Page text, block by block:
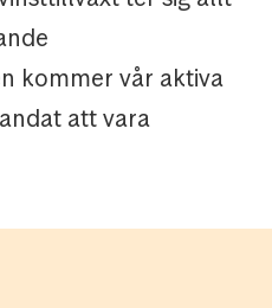
kommer vår aktiva
att vara